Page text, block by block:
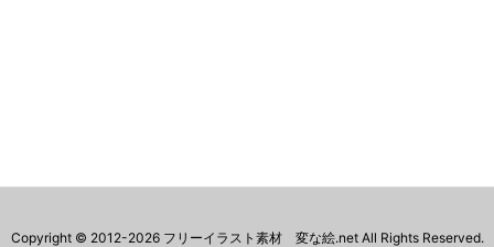
Copyright © 2012-2026 フリーイラスト素材 変な絵.netAll Rights Reserved.